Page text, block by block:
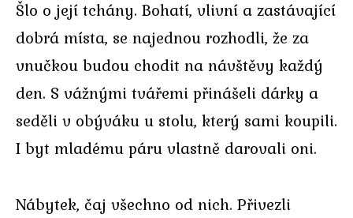
Šlo o její tchány. Bohatí, vlivní a zastávající
dobrá místa, se najednou rozhodli, že za
vnučkou budou chodit na návštěvy každý
den. S vážnými tvářemi přinášeli dárky a
seděli v obýváku u stolu, který sami koupili.
I byt mladému páru vlastně darovali oni.
Nábytek, čaj všechno od nich. Přivezli